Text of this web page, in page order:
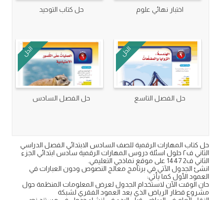
اختبار نهائي علوم حل كتاب التوحيد
الحل
حل الفصل التاسع
الحل
حل الفصل السادس
حل كتاب المهارات الرقمية للصف السادس الابتدائي الفصل الدراسي
الثاني ف٢ حلول اسئلة دروس المهارات الرقمية سادس ابتدائي الجزء
الثاني ف2 1447 على موقع نماذجي التعليمي.
انشئ الجدول الآتي في برنامج معالج النصوص ودون العبارات في
العمود الأول كما يأتي:
حان الوقت الآن لاستخدام الجدول لعرض المعلومات المنظمة حول
مشروع قطار الرياض الذي يعد العمود الفقري لشبكة